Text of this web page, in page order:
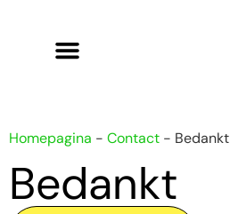
Homepagina - Contact - Bedankt
Bedankt